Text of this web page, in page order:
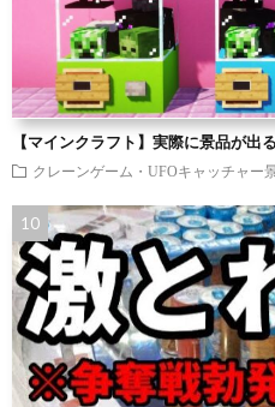
【マインクラフト】実際に景品が出
クレーンゲーム・UFOキャッチャー